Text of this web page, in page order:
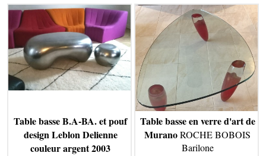
Table basse B.A-BA. et pouf
design Leblon Delienne
couleur argent 2003
Table basse en verre d'art de
MuranoROCHE BOBOIS
Barilone